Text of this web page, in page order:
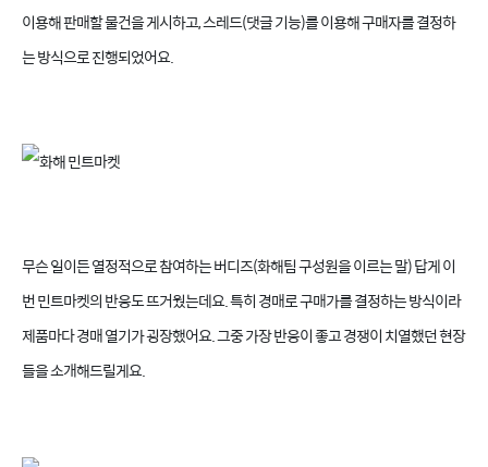
이용해 판매할 물건을 게시하고, 스레드(댓글 기능)를 이용해 구매자를 결정하
는 방식으로 진행되었어요.
무슨 일이든 열정적으로 참여하는 버디즈(화해팀 구성원을 이르는 말) 답게 이
번 민트마켓의 반응도 뜨거웠는데요. 특히 경매로 구매가를 결정하는 방식이라
제품마다 경매 열기가 굉장했어요. 그중 가장 반응이 좋고 경쟁이 치열했던 현장
들을 소개해드릴게요.